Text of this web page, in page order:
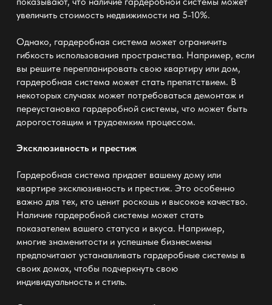
увеличить стоимость недвижимости на 5-10%.
Однако, гардеробная система может ограничить
гибкость использования пространства. Например, если
вы решите перепланировать свою квартиру или дом,
гардеробная система может стать препятствием. В
некоторых случаях может потребоваться демонтаж и
переустановка гардеробной системы, что может быть
дорогостоящим и трудоемким процессом.
Эксклюзивность и престиж
Гардеробная система придает вашему дому или
квартире эксклюзивность и престиж. Это особенно
важно для тех, кто ценит роскошь и высокое качество.
Наличие гардеробной системы может стать
показателем вашего статуса и вкуса. Например,
многие знаменитости и успешные бизнесмены
предпочитают устанавливать гардеробные системы в
своих домах, чтобы подчеркнуть свою
индивидуальность и стиль.